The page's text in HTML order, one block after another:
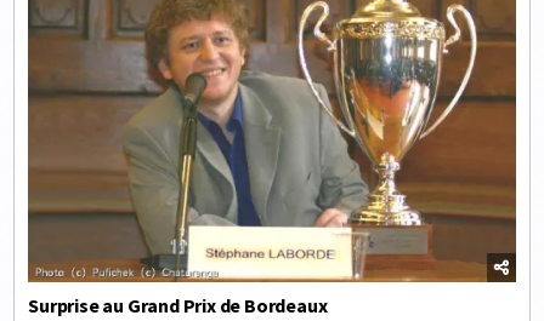
Surprise au Grand Prix de Bordeaux